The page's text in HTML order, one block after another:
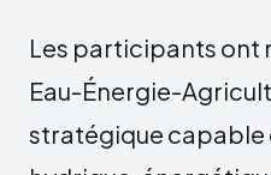
Les participants ont
Eau-Énergie-
stratégique capable